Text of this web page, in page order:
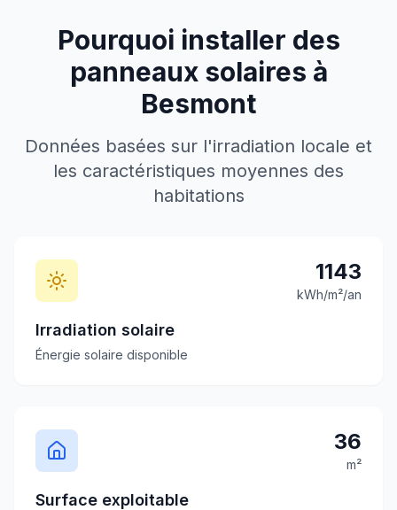
Pourquoi installer des
panneaux solaires à
Besmont
Données basées sur l'irradiation locale et
les caractéristiques moyennes des
habitations
1143
kWh/m²/an
Irradiation solaire
Énergie solaire disponible
36
m²
Surface exploitable